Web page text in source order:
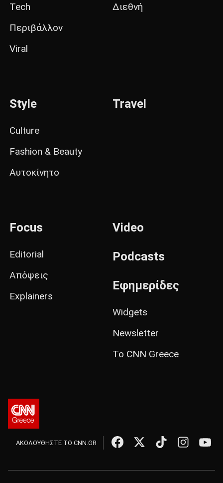
Tech
Περιβάλλον
Viral
Διεθνή
Style
Culture
Fashion & Beauty
Αυτοκίνητο
Travel
Focus
Editorial
Απόψεις
Explainers
Video
Podcasts
Εφημερίδες
Widgets
Newsletter
Το CNN Greece
ΑΚΟΛΟΥΘΗΣΤΕ ΤΟ CNN.GR